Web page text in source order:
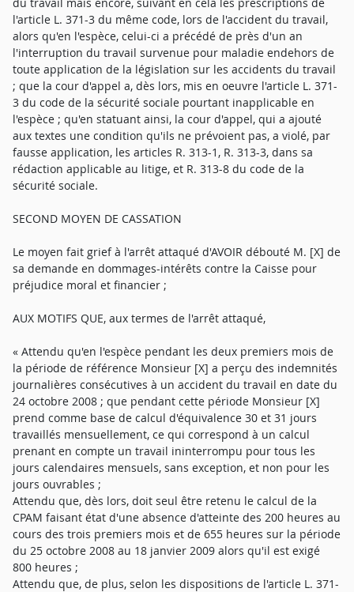
l'article L. 371-3 du même code, lors de l'accident du travail,
alors qu'en l'espèce, celui-ci a précédé de près d'un an
l'interruption du travail survenue pour maladie endehors de
toute application de la législation sur les accidents du travail
; que la cour d'appel a, dès lors, mis en oeuvre l'article L. 371-
3 du code de la sécurité sociale pourtant inapplicable en
l'espèce ; qu'en statuant ainsi, la cour d'appel, qui a ajouté
aux textes une condition qu'ils ne prévoient pas, a violé, par
fausse application, les articles R. 313-1, R. 313-3, dans sa
rédaction applicable au litige, et R. 313-8 du code de la
sécurité sociale.
SECOND MOYEN DE CASSATION
Le moyen fait grief à l'arrêt attaqué d'AVOIR débouté M. [X] de
sa demande en dommages-intérêts contre la Caisse pour
préjudice moral et financier ;
AUX MOTIFS QUE, aux termes de l'arrêt attaqué,
« Attendu qu'en l'espèce pendant les deux premiers mois de
la période de référence Monsieur [X] a perçu des indemnités
journalières consécutives à un accident du travail en date du
24 octobre 2008 ; que pendant cette période Monsieur [X]
prend comme base de calcul d'équivalence 30 et 31 jours
travaillés mensuellement, ce qui correspond à un calcul
prenant en compte un travail ininterrompu pour tous les
jours calendaires mensuels, sans exception, et non pour les
jours ouvrables ;
Attendu que, dès lors, doit seul être retenu le calcul de la
CPAM faisant état d'une absence d'atteinte des 200 heures au
cours des trois premiers mois et de 655 heures sur la période
du 25 octobre 2008 au 18 janvier 2009 alors qu'il est exigé
800 heures ;
Attendu que, de plus, selon les dispositions de l'article L. 371-